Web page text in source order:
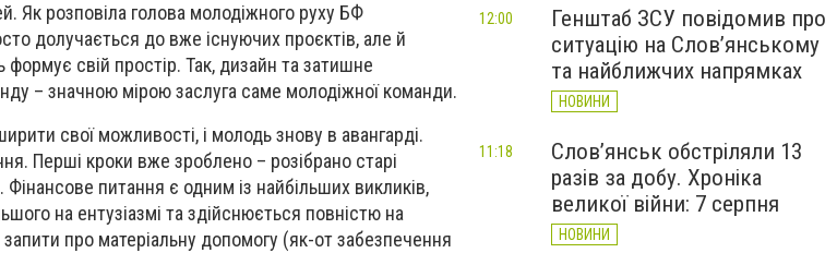
Як розповіла голова молодіжного руху БФ
долучається до вже існуючих проєктів, але й
формує свій простір. Так, дизайн та затишне
– значною мірою заслуга саме молодіжної команди.
свої можливості, і молодь знову в авангарді.
Перші кроки вже зроблено – розібрано старі
питання є одним із найбільших викликів,
на ентузіазмі та здійснюється повністю на
про матеріальну допомогу (як-от забезпечення
Генштаб ЗСУ повідомив про
ситуацію на Слов’янському
та найближчих напрямках
НОВИНИ
12:00
Слов’янськ обстріляли 13
разів за добу. Хроніка
великої війни: 7 серпня
НОВИНИ
11:18